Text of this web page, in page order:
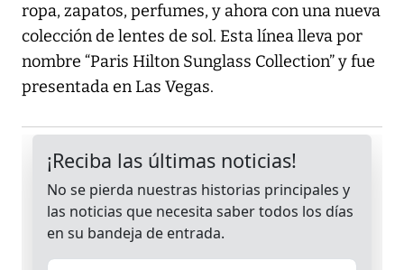
ropa, zapatos, perfumes, y ahora con una nueva
colección de lentes de sol. Esta línea lleva por
nombre “Paris Hilton Sunglass Collection” y fue
presentada en Las Vegas.